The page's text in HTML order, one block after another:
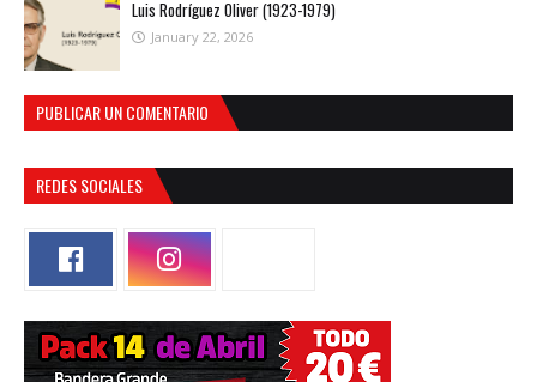
Luis Rodríguez Oliver (1923-1979)
January 22, 2026
PUBLICAR UN COMENTARIO
REDES SOCIALES